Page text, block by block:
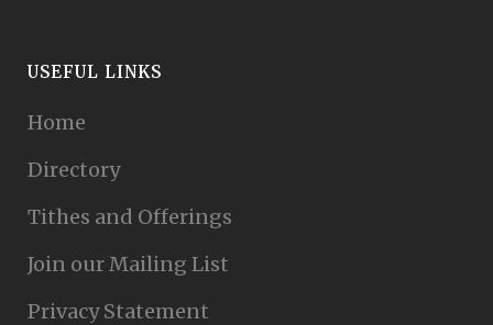
USEFUL LINKS
Home
Directory
Tithes and Offerings
Join our Mailing List
Privacy Statement